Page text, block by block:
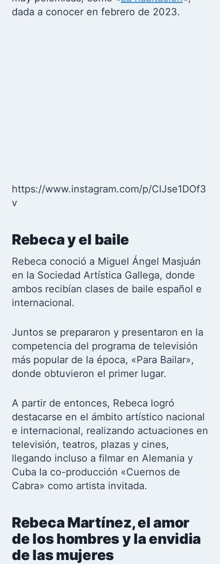
dada a conocer en febrero de 2023.
https://www.instagram.com/p/ClJse1DOf3
v
Rebeca y el baile
Rebeca conoció a Miguel Ángel Masjuán
en la Sociedad Artística Gallega, donde
ambos recibían clases de baile español e
internacional.
Juntos se prepararon y presentaron en la
competencia del programa de televisión
más popular de la época, «Para Bailar»,
donde obtuvieron el primer lugar.
A partir de entonces, Rebeca logró
destacarse en el ámbito artístico nacional
e internacional, realizando actuaciones en
televisión, teatros, plazas y cines,
llegando incluso a filmar en Alemania y
Cuba la co-producción «Cuernos de
Cabra» como artista invitada.
Rebeca Martínez, el amor
de los hombres y la envidia
de las mujeres